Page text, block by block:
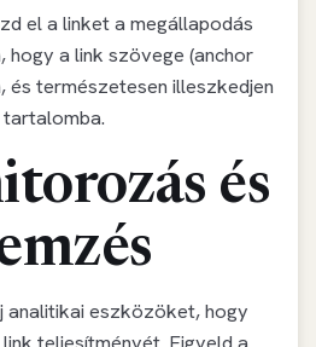
el a linket a megállapodás
hogy a link szövege (anchor
és természetesen illeszkedjen
és
analitikai eszközöket, hogy
teljesítményét. Figyeld a